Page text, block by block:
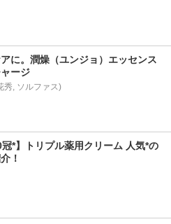
に。潤燥（ユンジョ）エッセンス
ージ
秀, ソルファス)
冠*】トリプル薬用クリーム 人気*の
！